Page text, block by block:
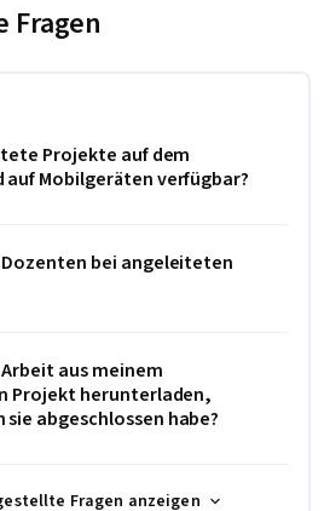
Fragen
Projekte auf dem
auf Mobilgeräten verfügbar?
Dozenten bei angeleiteten
aus meinem
Projekt herunterladen,
sie abgeschlossen habe?
Fragen anzeigen